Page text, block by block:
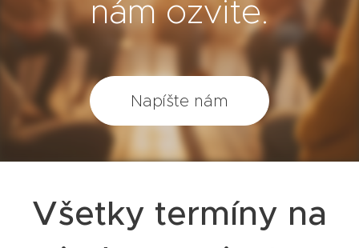
nám ozvite.
Napíšte nám
Všetky termíny na